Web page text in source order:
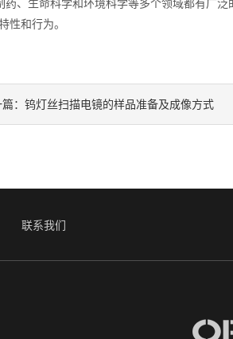
、生命科学和环境科学等多个领域都有广泛
性和行为。
篇：钨灯丝扫描电镜的样品准备及成像方式
联系我们